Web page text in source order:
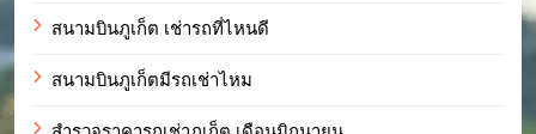
สนามบินภูเก็ต เช่ารถที่ไหนดี
สนามบินภูเก็ตมีรถเช่าไหม